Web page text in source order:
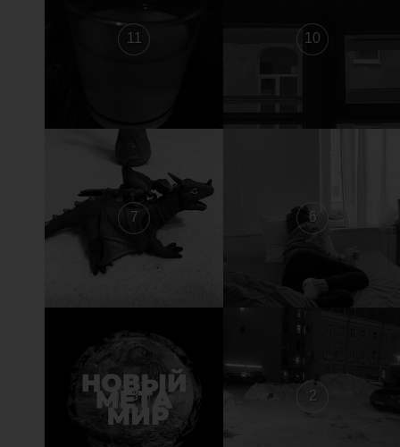
11 10
7 6
3 2